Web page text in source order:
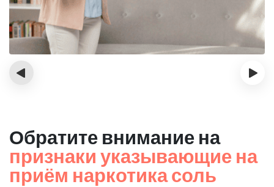
‹ ›
Обратите внимание на
признаки указывающие на
приём наркотика соль